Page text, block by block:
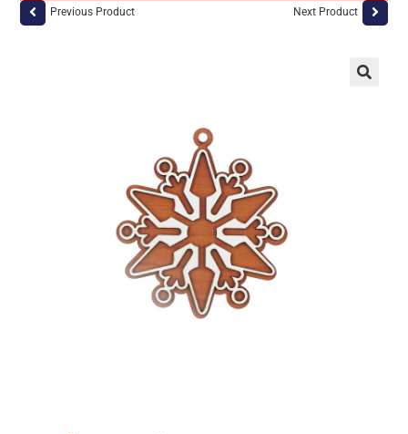
Previous Product Next Product